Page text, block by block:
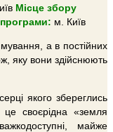
Місце збору
м. Київ
а в постійних
яку вони здійснюють
якого збереглись
це своєрідна «земля
майже